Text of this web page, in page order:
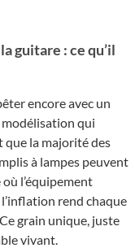
guitare : ce qu’il
encore avec un
modélisation qui
que la majorité des
à lampes peuvent
l’équipement
rend chaque
grain unique, juste
vivant.